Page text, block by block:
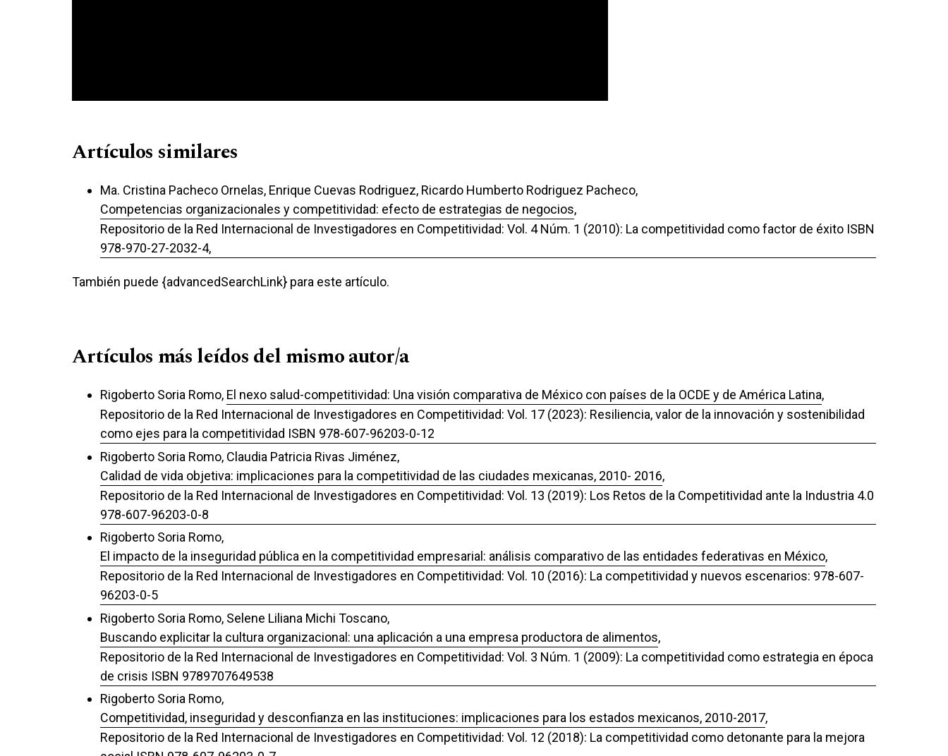
Artículos similares
Ma. Cristina Pacheco Ornelas, Enrique Cuevas Rodriguez, Ricardo Humberto Rodriguez Pacheco,
Competencias organizacionales y competitividad: efecto de estrategias de negocios,
Repositorio de la Red Internacional de Investigadores en Competitividad: Vol. 4 Núm. 1 (2010): La competitividad como factor de éxito ISBN
978-970-27-2032-4,
También puede {advancedSearchLink} para este artículo.
Artículos más leídos del mismo autor/a
Rigoberto Soria Romo, El nexo salud-competitividad: Una visión comparativa de México con países de la OCDE y de América Latina,
Repositorio de la Red Internacional de Investigadores en Competitividad: Vol. 17 (2023): Resiliencia, valor de la innovación y sostenibilidad
como ejes para la competitividad ISBN 978-607-96203-0-12
Rigoberto Soria Romo, Claudia Patricia Rivas Jiménez,
Calidad de vida objetiva: implicaciones para la competitividad de las ciudades mexicanas, 2010- 2016,
Repositorio de la Red Internacional de Investigadores en Competitividad: Vol. 13 (2019): Los Retos de la Competitividad ante la Industria 4.0
978-607-96203-0-8
Rigoberto Soria Romo,
El impacto de la inseguridad pública en la competitividad empresarial: análisis comparativo de las entidades federativas en México,
Repositorio de la Red Internacional de Investigadores en Competitividad: Vol. 10 (2016): La competitividad y nuevos escenarios: 978-607-
96203-0-5
Rigoberto Soria Romo, Selene Liliana Michi Toscano,
Buscando explicitar la cultura organizacional: una aplicación a una empresa productora de alimentos,
Repositorio de la Red Internacional de Investigadores en Competitividad: Vol. 3 Núm. 1 (2009): La competitividad como estrategia en época
de crisis ISBN 9789707649538
Rigoberto Soria Romo,
Competitividad, inseguridad y desconfianza en las instituciones: implicaciones para los estados mexicanos, 2010-2017,
Repositorio de la Red Internacional de Investigadores en Competitividad: Vol. 12 (2018): La competitividad como detonante para la mejora